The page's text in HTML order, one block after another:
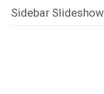
Sidebar Slideshow